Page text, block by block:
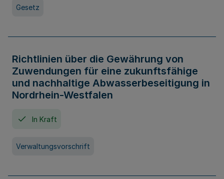
Gesetz
Richtlinien über die Gewährung von
Zuwendungen für eine zukunftsfähige
und nachhaltige Abwasserbeseitigung in
Nordrhein-Westfalen
In Kraft
Verwaltungsvorschrift